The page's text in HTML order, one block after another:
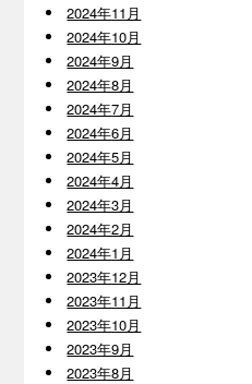
2024年11月
2024年10月
2024年9月
2024年8月
2024年7月
2024年6月
2024年5月
2024年4月
2024年3月
2024年2月
2024年1月
2023年12月
2023年11月
2023年10月
2023年9月
2023年8月